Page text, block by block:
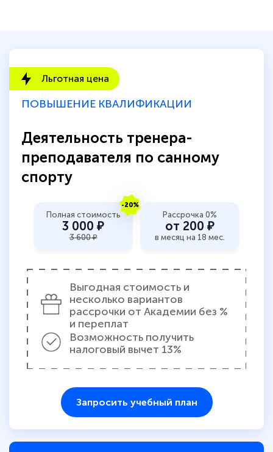
Льготная цена
ПОВЫШЕНИЕ КВАЛИФИКАЦИИ
Деятельность тренера-
преподавателя по санному
спорту
-20%
Полная стоимость
3 000 ₽
3 600 ₽
Рассрочка 0%
от 200 ₽
в месяц на 18 мес.
Выгодная стоимость и
несколько вариантов
рассрочки от Академии без %
и переплат
Возможность получить
налоговый вычет 13%
Запросить учебный план